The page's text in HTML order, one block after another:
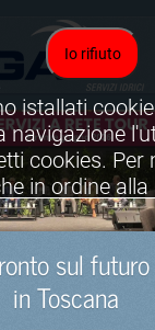
sul futuro
in Toscana
Io rifiuto
istallati
navigazione
cookies. Per
in ordine alla